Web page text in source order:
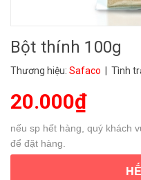
Bột thính 100g
Thương hiệu: Safaco | Tình
20.000₫
nếu sp hết hàng, quý khách
để đặt hàng.